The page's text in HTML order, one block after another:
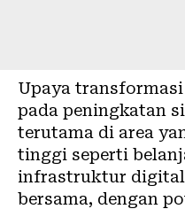
Upaya
pada peningkatan
terutama di area
tinggi seperti
infrastruktur
bersama, dengan